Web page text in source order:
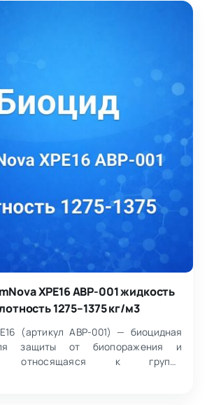
XPE16 ABP-001 жидкость
1275–1375 кг/м3
(артикул ABP-001) — биоцидная
защиты от биопоражения и
относящаяся к группе